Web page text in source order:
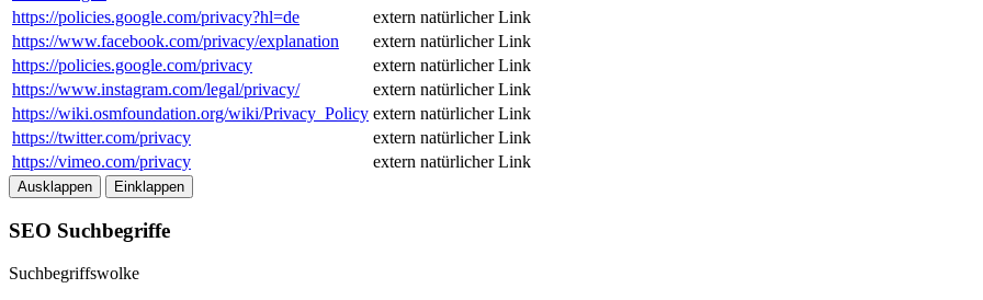
https://policies.google.com/privacy?hl=de
extern natürlicher Link
https://www.facebook.com/privacy/explanation
extern natürlicher Link
https://policies.google.com/privacy
extern natürlicher Link
https://www.instagram.com/legal/privacy/
extern natürlicher Link
https://wiki.osmfoundation.org/wiki/Privacy_Policy extern natürlicher Link
https://twitter.com/privacy
extern natürlicher Link
https://vimeo.com/privacy
extern natürlicher Link
Ausklappen Einklappen
SEO Suchbegriffe
Suchbegriffswolke